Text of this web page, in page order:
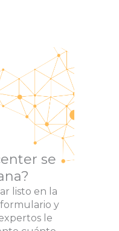
se
listo en la
y
le